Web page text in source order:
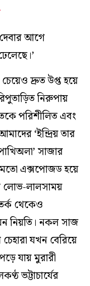
আগে
দ্রুত উপ্ত হয়ে
নিরুপায়
পরিশীলিত এবং
‘ইন্দ্রিয় তার
সাজার
মতো এক্সপোজড হয়ে
লোভ-লালসাময়
থেকেও
নিয়তি। নকল সাজ
যখন বেরিয়ে
যায় মুরারী
ভট্টাচার্যের